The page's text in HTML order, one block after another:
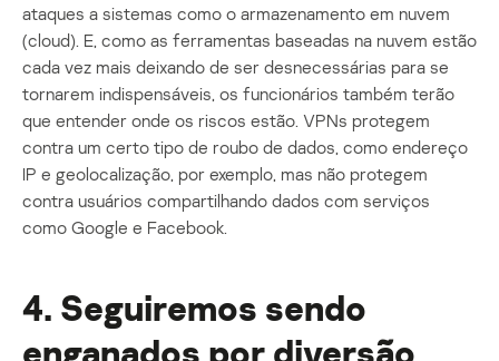
ataques a sistemas como o armazenamento em nuvem
(cloud). E, como as ferramentas baseadas na nuvem estão
cada vez mais deixando de ser desnecessárias para se
tornarem indispensáveis, os funcionários também terão
que entender onde os riscos estão. VPNs protegem
contra um certo tipo de roubo de dados, como endereço
IP e geolocalização, por exemplo, mas não protegem
contra usuários compartilhando dados com serviços
como Google e Facebook.
4. Seguiremos sendo
enganados por diversão